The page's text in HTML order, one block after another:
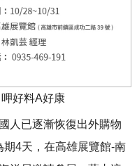
好料A好康
人已逐漸恢復出外購物
4天，在高雄展覽館-南